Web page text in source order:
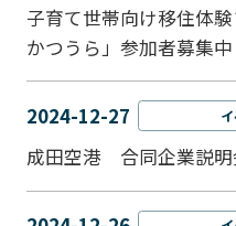
子育て世帯向け移住体
かつうら」参加者募集中
2024-12-27
成田空港 合同企業説明